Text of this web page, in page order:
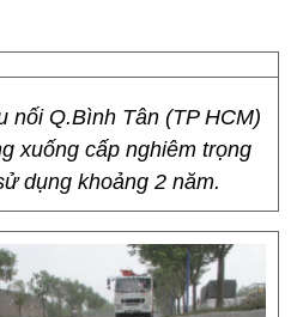
nối Q.Bình Tân (TP HCM)
xuống cấp nghiêm trọng
dụng khoảng 2 năm.